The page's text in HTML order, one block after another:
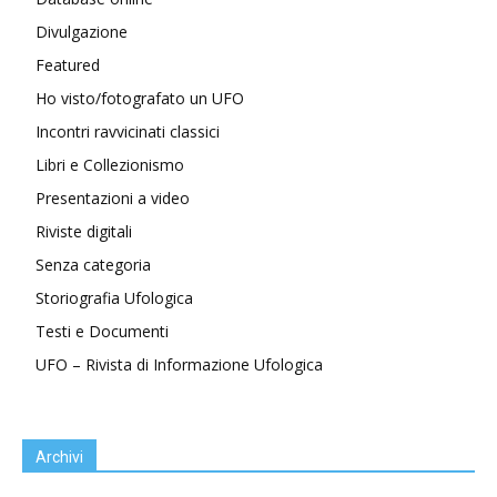
Divulgazione
Featured
Ho visto/fotografato un UFO
Incontri ravvicinati classici
Libri e Collezionismo
Presentazioni a video
Riviste digitali
Senza categoria
Storiografia Ufologica
Testi e Documenti
UFO – Rivista di Informazione Ufologica
Archivi